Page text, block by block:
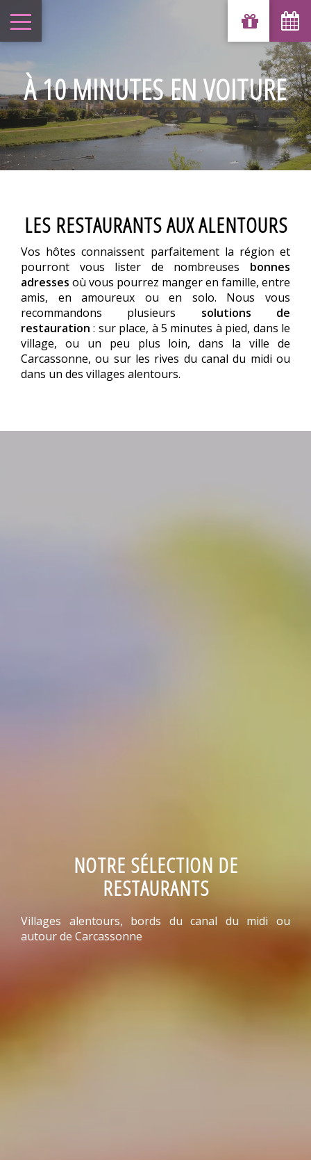
À 10 MINUTES EN VOITURE
LES RESTAURANTS AUX ALENTOURS
Vos hôtes connaissent parfaitement la région et
pourront vous lister de nombreuses bonnes
adresses où vous pourrez manger en famille, entre
amis, en amoureux ou en solo. Nous vous
recommandons plusieurs solutions de
restauration : sur place, à 5 minutes à pied, dans le
village, ou un peu plus loin, dans la ville de
Carcassonne, ou sur les rives du canal du midi ou
dans un des villages alentours.
NOTRE SÉLECTION DE
RESTAURANTS
Villages alentours, bords du canal du midi ou
autour de Carcassonne